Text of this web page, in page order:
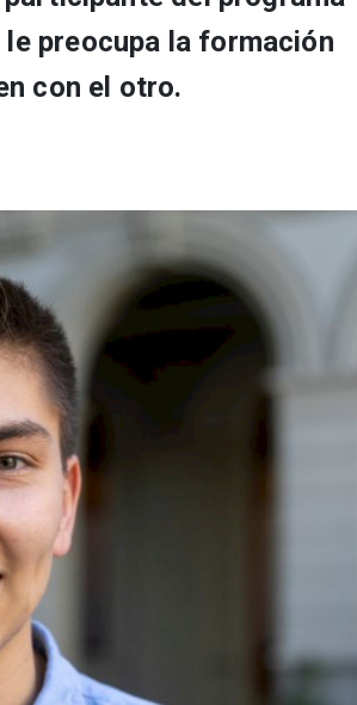
preocupa la formación
con el otro.